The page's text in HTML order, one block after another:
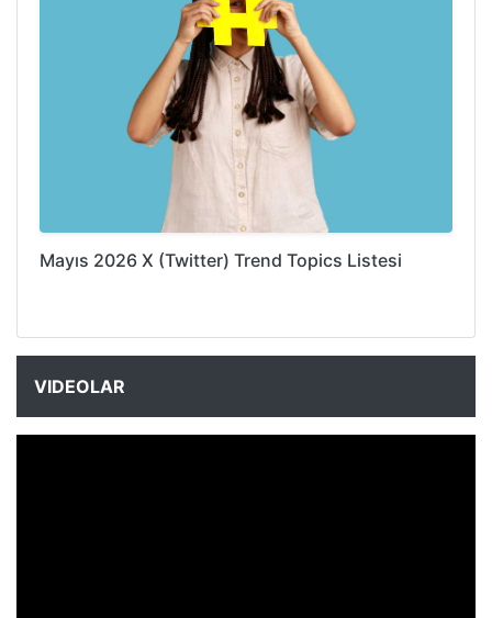
Mayıs 2026 X (Twitter) Trend Topics Listesi
VIDEOLAR